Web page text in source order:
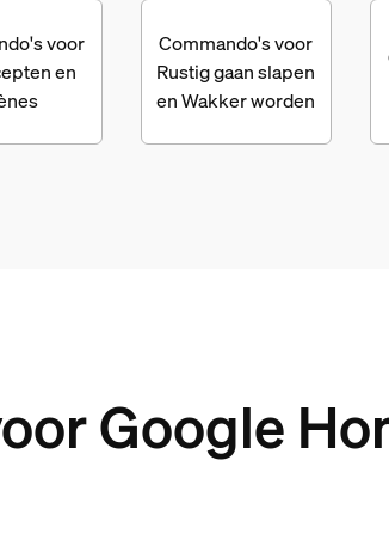
voor
en
Commando's voor
Rustig gaan slapen
en Wakker worden
Google